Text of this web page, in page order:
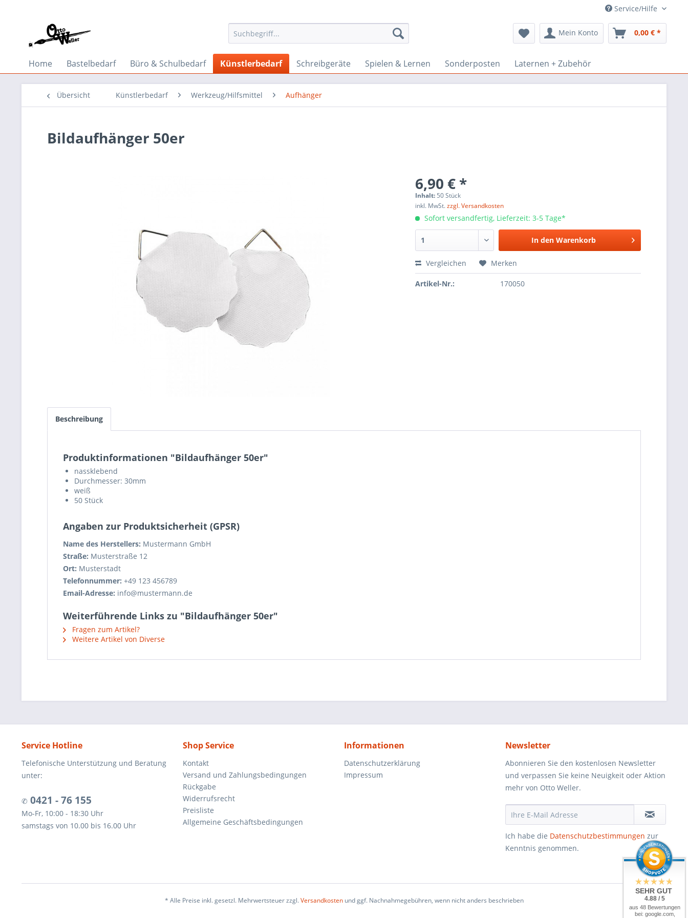
Service/Hilfe
Mein Konto 0,00 € *
Home Bastelbedarf Büro & Schulbedarf Künstlerbedarf Schreibgeräte Spielen & Lernen Sonderposten Laternen + Zubehör
Übersicht Künstlerbedarf Werkzeug/Hilfsmittel Aufhänger
Bildaufhänger 50er
6,90 € *
Inhalt: 50 Stück
inkl. MwSt.zzgl. Versandkosten
Sofort versandfertig, Lieferzeit: 3-5 Tage*
In den Warenkorb
Vergleichen Merken
Artikel-Nr.: 170050
Beschreibung
Produktinformationen "Bildaufhänger 50er"
nassklebend
Durchmesser: 30mm
weiß
50 Stück
Angaben zur Produktsicherheit (GPSR)
Name des Herstellers: Mustermann GmbH
Straße: Musterstraße 12
Ort: Musterstadt
Telefonnummer: +49 123 456789
Email-Adresse: info@mustermann.de
Weiterführende Links zu "Bildaufhänger 50er"
Fragen zum Artikel?
Weitere Artikel von Diverse
Service Hotline
Telefonische Unterstützung und Beratung
unter:
✆ 0421 - 76 155
Mo-Fr, 10:00 - 18:30 Uhr
samstags von 10.00 bis 16.00 Uhr
Shop Service
Kontakt
Versand und Zahlungsbedingungen
Rückgabe
Widerrufsrecht
Preisliste
Allgemeine Geschäftsbedingungen
Informationen
Datenschutzerklärung
Impressum
Newsletter
Abonnieren Sie den kostenlosen Newsletter
und verpassen Sie keine Neuigkeit oder Aktion
mehr von Otto Weller.
Ich habe die Datenschutzbestimmungen zur
Kenntnis genommen.
* Alle Preise inkl. gesetzl. Mehrwertsteuer zzgl.Versandkostenund ggf. Nachnahmegebühren, wenn nicht anders beschrieben
SEHR GUT
4.88 / 5
aus 48 Bewertungen
bei: google.com,